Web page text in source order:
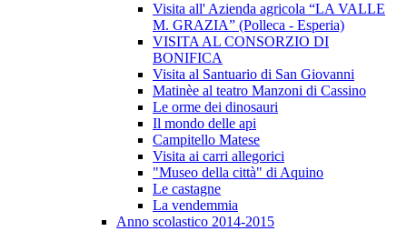
Visita all' Azienda agricola “LA VALLE
M. GRAZIA” (Polleca - Esperia)
VISITA AL CONSORZIO DI
BONIFICA
Visita al Santuario di San Giovanni
Matinèe al teatro Manzoni di Cassino
Le orme dei dinosauri
Il mondo delle api
Campitello Matese
Visita ai carri allegorici
"Museo della città" di Aquino
Le castagne
La vendemmia
Anno scolastico 2014-2015